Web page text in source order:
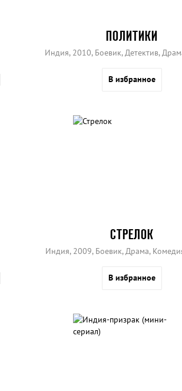
ПОЛИТИКИ
Индия, 2010, Боевик, Детектив,
В избранное
СТРЕЛОК
Индия, 2009, Боевик, Драма,
В избранное